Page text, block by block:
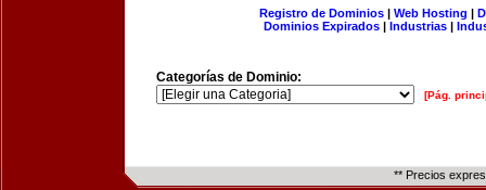
Registro de Dominios| Web Hosting |
Dominios Expirados | Industrias |
Categorías de Dominio:
[Pág.
** Precios